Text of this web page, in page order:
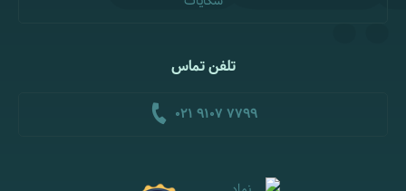
تلفن تماس
021 9107 7799